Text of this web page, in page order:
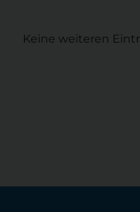
Keine weiteren